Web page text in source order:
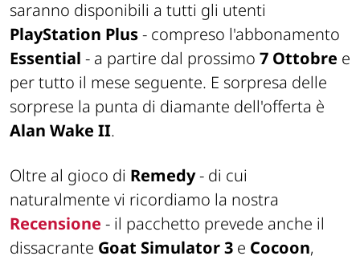
saranno disponibili a tutti gli utenti
PlayStation Plus- compreso l'abbonamento
Essential - a partire dal prossimo 7 Ottobre e
per tutto il mese seguente. E sorpresa delle
sorprese la punta di diamante dell'offerta è
Alan Wake II.
Oltre al gioco di Remedy- di cui
naturalmente vi ricordiamo la nostra
Recensione - il pacchetto prevede anche il
dissacrante Goat Simulator 3 e Cocoon,